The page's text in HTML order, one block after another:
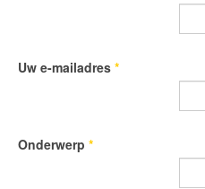
Uw e-mailadres *
Onderwerp *